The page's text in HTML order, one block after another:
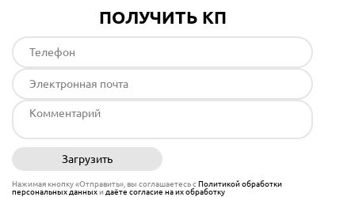
ПОЛУЧИТЬ КП
Загрузить
Нажимая кнопку «Отправить», вы соглашаетесь сПолитикой обработки
персональных данныхи даёте согласие на их обработку